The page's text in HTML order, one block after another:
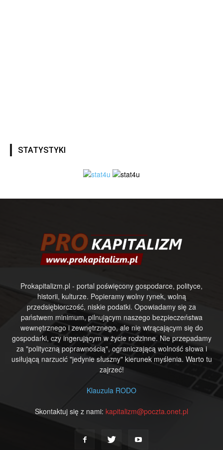
STATYSTYKI
Prokapitalizm.pl - portal poświęcony gospodarce, polityce,
historii, kulturze. Popieramy wolny rynek, wolną
przedsiębiorczość, niskie podatki. Opowiadamy się za
państwem minimum, pilnującym naszego bezpieczeństwa
wewnętrznego i zewnętrznego, ale nie wtrącającym się do
gospodarki, czy ingerującym w życie rodzinne. Nie przepadamy
za "polityczną poprawnością", ograniczającą wolność słowa i
usiłującą narzucić "jedynie słuszny" kierunek myślenia. Warto tu
zajrzeć!
Klauzula RODO
Skontaktuj się z nami: kapitalizm@poczta.onet.pl